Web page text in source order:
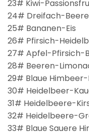
23# Kiwi-
24# Dreifach-
25# Bananen-Eis
26# Pfirsich-
27# Apfel-Pfirsich-
28# Beeren-
29# Blaue
30# Heidelbeer-
31# Heidelbeere-
32# Heidelbeere-
33# Blaue Sauere